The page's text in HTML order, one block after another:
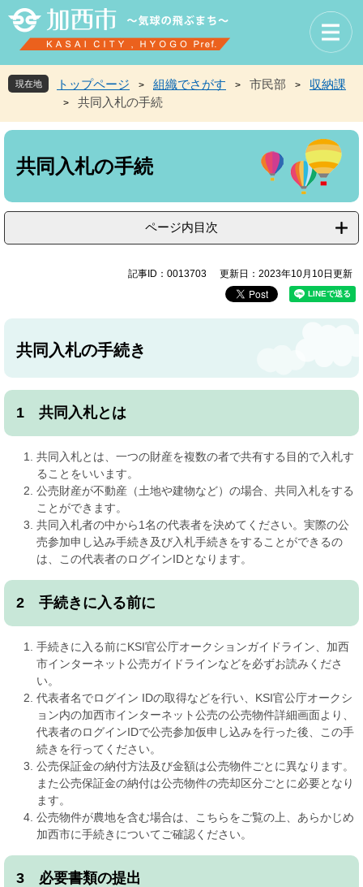
先
頭
す
を
飛
し
へ
現在地 トップページ > 組織でさがす > 市民部 > 収納課
> 共同入札の手続
本
共同入札の手続
ページ内目次
記事ID：0013703 更新日：2023年10月10日更新
共同入札の手続き
1 共同入札とは
共同入札とは、一つの財産を複数の者で共有する目的で入札す
ることをいいます。
公売財産が不動産（土地や建物など）の場合、共同入札をする
ことができます。
共同入札者の中から1名の代表者を決めてください。実際の公
売参加申し込み手続き及び入札手続きをすることができるの
は、この代表者のログインIDとなります。
2 手続きに入る前に
手続きに入る前にKSI官公庁オークションガイドライン、加西
市インターネット公売ガイドラインなどを必ずお読みくださ
い。
代表者名でログイン IDの取得などを行い、KSI官公庁オークシ
ョン内の加西市インターネット公売の公売物件詳細画面より、
代表者のログインIDで公売参加仮申し込みを行った後、この手
続きを行ってください。
公売保証金の納付方法及び金額は公売物件ごとに異なります。
また公売保証金の納付は公売物件の売却区分ごとに必要となり
ます。
公売物件が農地を含む場合は、こちらをご覧の上、あらかじめ
加西市に手続きについてご確認ください。
3 必要書類の提出